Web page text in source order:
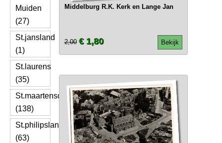
Muiden
(27)
St.jansland
(1)
St.laurens
(35)
St.maartensdijk
(138)
St.philipsland
(63)
Middelburg R.K. Kerk en Lange Jan
Bekijk
2,00 € 1,80